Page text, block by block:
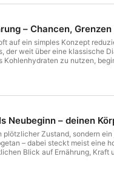
Folge denkst: „Okay, ich
richtig für dich. Darin zeige
machen, deinen Blutzucker
– Chancen,
auf ein simples Konzept
der weit über eine klassische
Kohlenhydraten zu nutzen,
metabolischer Gesundheit,
passiert, wenn wir in
Rolle Ketose bei
Einsatzgebiete aktuell
viele Menschen beim Einstieg
und richtet sich an alle, die
Neubeginn – deinen
plötzlicher Zustand, sondern
– dabei steckt meist eine
Blick auf Ernährung,
weniger essen und mehr